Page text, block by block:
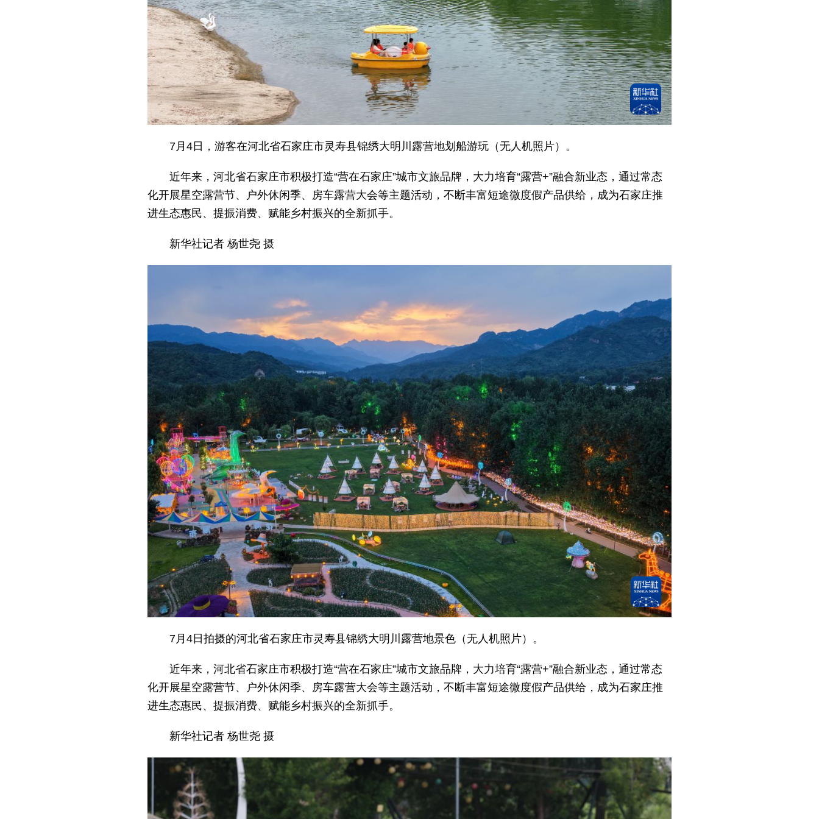
7月4日，游客在河北省石家庄市灵寿县锦绣大明川露营地划船游玩（无人机照片）。
近年来，河北省石家庄市积极打造“营在石家庄”城市文旅品牌，大力培育“露营+”融合新业态，通过常态
化开展星空露营节、户外休闲季、房车露营大会等主题活动，不断丰富短途微度假产品供给，成为石家庄推
进生态惠民、提振消费、赋能乡村振兴的全新抓手。
新华社记者 杨世尧 摄
7月4日拍摄的河北省石家庄市灵寿县锦绣大明川露营地景色（无人机照片）。
近年来，河北省石家庄市积极打造“营在石家庄”城市文旅品牌，大力培育“露营+”融合新业态，通过常态
化开展星空露营节、户外休闲季、房车露营大会等主题活动，不断丰富短途微度假产品供给，成为石家庄推
进生态惠民、提振消费、赋能乡村振兴的全新抓手。
新华社记者 杨世尧 摄